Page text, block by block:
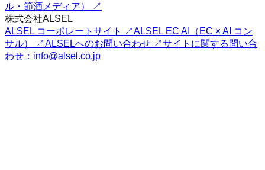
ル・節酒メディア） ↗
株式会社ALSEL
ALSEL コーポレートサイト ↗ALSEL EC AI（EC × AI コン
サル） ↗ALSELへのお問い合わせ ↗サイトに関する問い合
わせ：info@alsel.co.jp